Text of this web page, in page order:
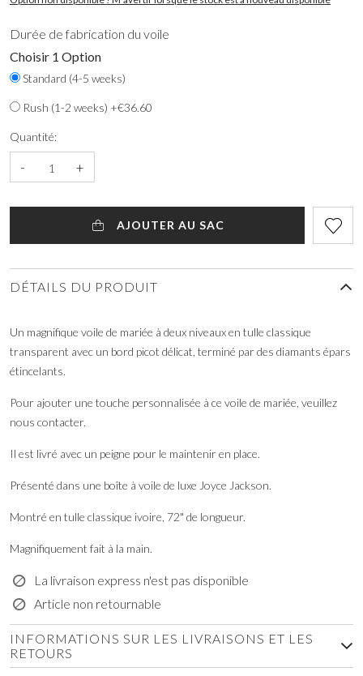
Durée de fabrication du voile
Choisir 1 Option
Standard (4-5 weeks)
Rush (1-2 weeks) +€36.60
Quantité:
- +
AJOUTER AU SAC
DÉTAILS DU PRODUIT
Un magnifique voile de mariée à deux niveaux en tulle classique
transparent avec un bord picot délicat, terminé par des diamants épars
étincelants.
Pour ajouter une touche personnalisée à ce voile de mariée, veuillez
nous contacter.
Il est livré avec un peigne pour le maintenir en place.
Présenté dans une boîte à voile de luxe Joyce Jackson.
Montré en tulle classique ivoire, 72" de longueur.
Magnifiquement fait à la main.
La livraison express n'est pas disponible
Article non retournable
INFORMATIONS SUR LES LIVRAISONS ET LES
RETOURS